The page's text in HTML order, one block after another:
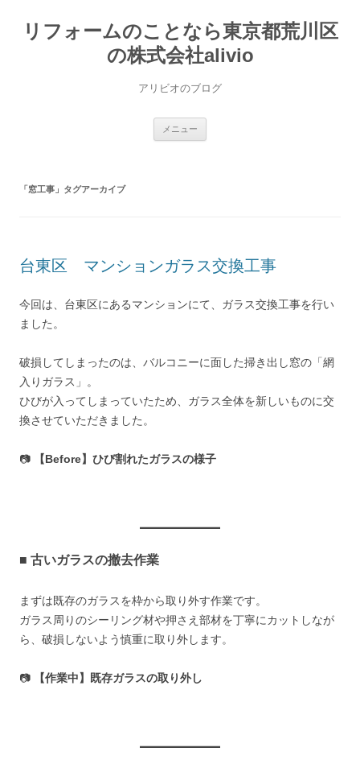
テリフォームのことなら東京都荒川区
の株式会社alivio
アリビオのブログ
メニュー
「窓工事 」タグアーカイブ
台東区 マンションガラス交換工事
今回は、台東区にあるマンションにて、ガラス交換工事を行い
ました。
破損してしまったのは、バルコニーに面した掃き出し窓の「網
入りガラス」。
ひびが入ってしまっていたため、ガラス全体を新しいものに交
換させていただきました。
📷 【Before】ひび割れたガラスの様子
■ 古いガラスの撤去作業
まずは既存のガラスを枠から取り外す作業です。
ガラス周りのシーリング材や押さえ部材を丁寧にカットしなが
ら、破損しないよう慎重に取り外します。
📷 【作業中】既存ガラスの取り外し